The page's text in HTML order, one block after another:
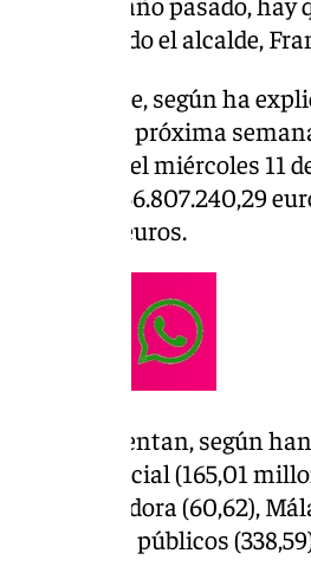
ha asegurado el alcalde,
que viene, según ha
Local de la próxima
celebrará el miércoles 11
en 1.256.807.240,29
euros.
se fundamentan, según
Málaga social (165,01
e innovadora (60,62),
servicios públicos